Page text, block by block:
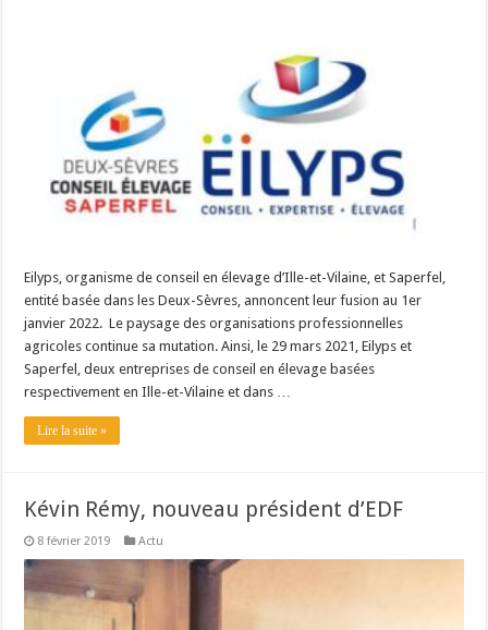
Eilyps, organisme de conseil en élevage d’Ille-et-Vilaine, et Saperfel,
entité basée dans les Deux-Sèvres, annoncent leur fusion au 1er
janvier 2022. Le paysage des organisations professionnelles
agricoles continue sa mutation. Ainsi, le 29 mars 2021, Eilyps et
Saperfel, deux entreprises de conseil en élevage basées
respectivement en Ille-et-Vilaine et dans …
Lire la suite »
Kévin Rémy, nouveau président d’EDF
8 février 2019 Actu